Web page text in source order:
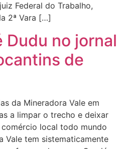
Federal do Trabalho,
2ª Vara […]
Dudu no jornal
de
da Mineradora Vale em
a limpar o trecho e deixar
local todo mundo
Vale tem sistematicamente